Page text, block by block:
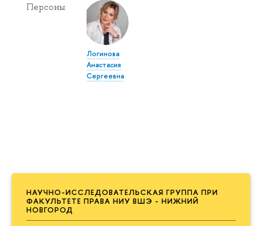
НАУЧНО-ИССЛЕДОВАТЕЛЬСКАЯ ГРУППА ПРИ
ФАКУЛЬТЕТЕ ПРАВА НИУ ВШЭ - НИЖНИЙ
НОВГОРОД
Персоны
Логинова
Анастасия
Сергеевна